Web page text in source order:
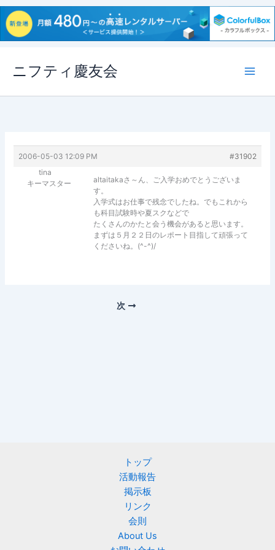
ス
ニフティ慶友会
2006-05-03 12:09 PM
#31902
tina
キーマスター
altaitakaさ～ん、ご入学おめでとうございま
す。
入学式はお仕事で残念でしたね。でもこれから
も科目試験時や夏スクなどで
たくさんのかたと会う機会があると思います。
まずは５月２２日のレポート目指して頑張って
くださいね。(^-^)/
次
トップ
活動報告
掲示板
リンク
会則
About Us